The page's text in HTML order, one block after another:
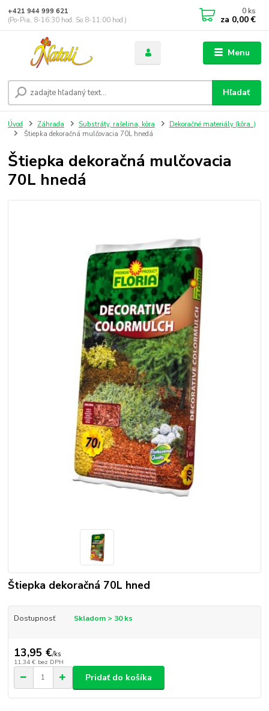
Menu
Hľadať
+421 944 999 621
(Po-Pia, 8-16:30 hod. So 8-11:00 hod.)
0 ks
za 0,00 €
Úvod Záhrada Substráty, rašelina, kôra
Dekoračné materiály (kôra..)
Štiepka dekoračná mulčovacia 70L hnedá
Štiepka dekoračná mulčovacia
70L hnedá
Štiepka dekoračná 70L hned
Dostupnosť Skladom > 30 ks
13,95 €/ks
11,34 € bez DPH
Pridať do košíka